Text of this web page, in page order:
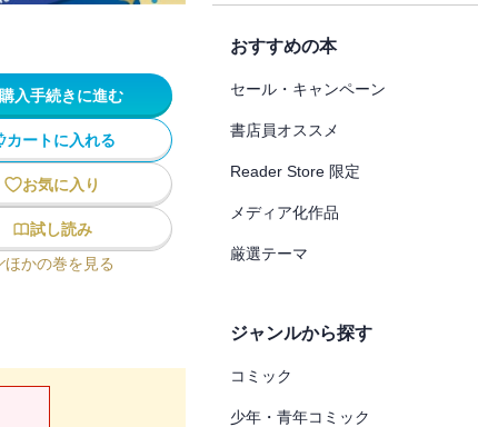
購入手続きに進む
カートに入れる
お気に入り
試し読み
ほかの巻を見る
おすすめの本
セール・キャンペーン
書店員オススメ
Reader Store 限定
メディア化作品
厳選テーマ
ジャンルから探す
コミック
少年・青年コミック